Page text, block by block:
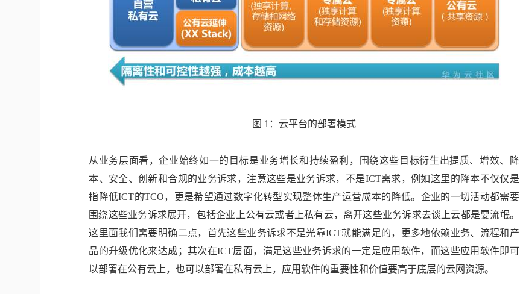
图 1：云平台的部署模式
从业务层面看，企业始终如一的目标是业务增长和持续盈利，围绕这些目标衍生出提质、增效、降
本、安全、创新和合规的业务诉求，注意这些是业务诉求，不是ICT需求，例如这里的降本不仅仅是
指降低ICT的TCO，更是希望通过数字化转型实现整体生产运营成本的降低。企业的一切活动都需要
围绕这些业务诉求展开，包括企业上公有云或者上私有云，离开这些业务诉求去谈上云都是耍流氓。
这里面我们需要明确二点，首先这些业务诉求不是光靠ICT就能满足的，更多地依赖业务、流程和产
品的升级优化来达成；其次在ICT层面，满足这些业务诉求的一定是应用软件，而这些应用软件即可
以部署在公有云上，也可以部署在私有云上，应用软件的重要性和价值要高于底层的云网资源。